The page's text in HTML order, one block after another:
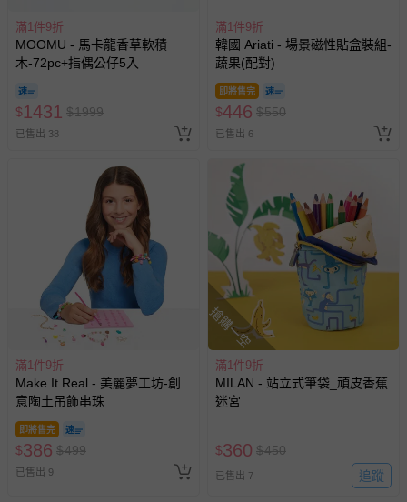
滿1件9折
MOOMU - 馬卡龍香草軟積
木-72pc+指偶公仔5入
$1431 $1999
已售出 38
滿1件9折
韓國 Ariati - 場景磁性貼盒裝組-
蔬果(配對)
即將售完
$446 $550
已售出 6
滿1件9折
Make It Real - 美麗夢工坊-創
意陶土吊飾串珠
即將售完
$386 $499
已售出 9
搶購一空
滿1件9折
MILAN - 站立式筆袋_頑皮香蕉
迷宮
$360 $450
已售出 7 追蹤